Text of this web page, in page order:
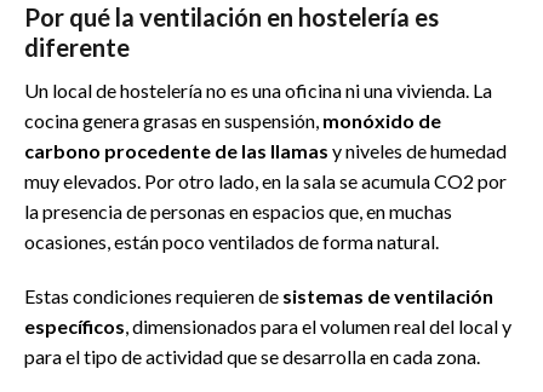
Por qué la ventilación en hostelería es
diferente
Un local de hostelería no es una oficina ni una vivienda. La
cocina genera grasas en suspensión, monóxido de
carbono procedente de las llamas y niveles de humedad
muy elevados. Por otro lado, en la sala se acumula CO2 por
la presencia de personas en espacios que, en muchas
ocasiones, están poco ventilados de forma natural.
Estas condiciones requieren de sistemas de ventilación
específicos , dimensionados para el volumen real del local y
para el tipo de actividad que se desarrolla en cada zona.